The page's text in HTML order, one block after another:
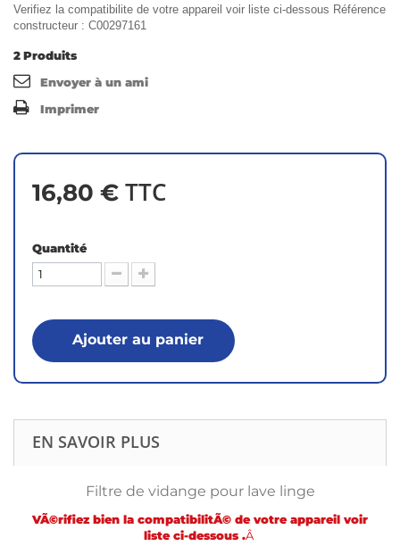
Verifiez la compatibilite de votre appareil voir liste ci-dessous Référence
constructeur : C00297161
2Produits
Envoyer à un ami
Imprimer
16,80 € TTC
Quantité
Ajouter au panier
EN SAVOIR PLUS
Filtre de vidange pour lave linge
VÃ©rifiez bien la compatibilitÃ© de votre appareil voir
liste ci-dessous .Â